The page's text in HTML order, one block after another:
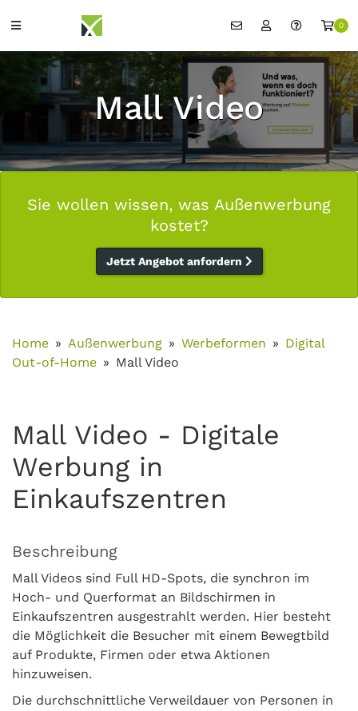
0
Mall Video
Sie wollen wissen, was Außenwerbung
kostet?
Jetzt Angebot anfordern
Home Außenwerbung Werbeformen
Digital
Out-of-Home
Mall Video
Mall Video - Digitale
Werbung in
Einkaufszentren
Beschreibung
Mall Videos sind Full HD-Spots, die synchron im
Hoch- und Querformat an Bildschirmen in
Einkaufszentren ausgestrahlt werden. Hier besteht
die Möglichkeit die Besucher mit einem Bewegtbild
auf Produkte, Firmen oder etwa Aktionen
hinzuweisen.
Die durchschnittliche Verweildauer von Personen in